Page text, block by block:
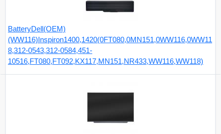
BatteryDell(OEM)
(WW116)Inspiron1400,1420(0FT080,0MN151,0WW116,0WW11
8,312-0543,312-0584,451-
10516,FT080,FT092,KX117,MN151,NR433,WW116,WW118)